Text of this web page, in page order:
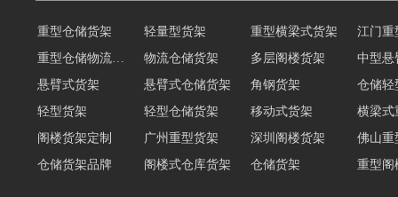
物流仓储货架 多层阁楼货架
中型悬
悬臂式货架
悬臂式仓储货架 角钢货架
仓储轻
轻型货架
轻型仓储货架 移动式货架
横梁式
阁楼货架定制
广州重型货架 深圳阁楼货架
佛山重
仓储货架品牌
阁楼式仓库货架 仓储货架
重型阁
东莞重型货架
阁楼平台货架 货架重型货架
广州阁